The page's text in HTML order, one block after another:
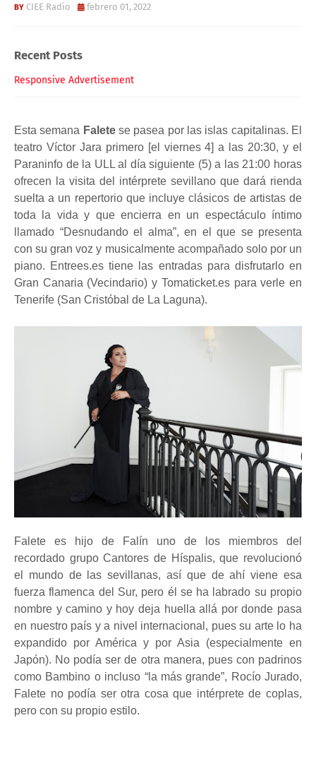
CIEE Radio febrero 01, 2022
Recent Posts
Responsive Advertisement
Esta semana Faletese pasea por las islas capitalinas. El
teatro Víctor Jara primero [el viernes 4] a las 20:30, y el
Paraninfo de la ULL al día siguiente (5) a las 21:00 horas
ofrecen la visita del intérprete sevillano que dará rienda
suelta a un repertorio que incluye clásicos de artistas de
toda la vida y que encierra en un espectáculo íntimo
llamado “Desnudando el alma”, en el que se presenta
con su gran voz y musicalmente acompañado solo por un
piano. Entrees.es tiene las entradas para disfrutarlo en
Gran Canaria (Vecindario) y Tomaticket.es para verle en
Tenerife (San Cristóbal de La Laguna).
Falete es hijo de Falín uno de los miembros del
recordado grupo Cantores de Híspalis, que revolucionó
el mundo de las sevillanas, así que de ahí viene esa
fuerza flamenca del Sur, pero él se ha labrado su propio
nombre y camino y hoy deja huella allá por donde pasa
en nuestro país y a nivel internacional, pues su arte lo ha
expandido por América y por Asia (especialmente en
Japón). No podía ser de otra manera, pues con padrinos
como Bambino o incluso “la más grande”, Rocío Jurado,
Falete no podía ser otra cosa que intérprete de coplas,
pero con su propio estilo.